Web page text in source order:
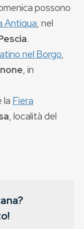
possono
Antiqua, nel
.
nel Borgo,
, in
la Fiera
, località del